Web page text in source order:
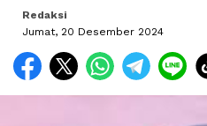
Redaksi
Jumat, 20 Desember 2024